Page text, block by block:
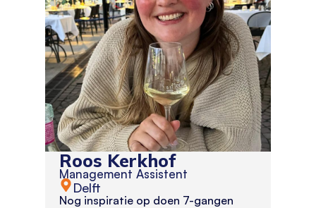
Roos Kerkhof
Management Assistent
Delft
Nog inspiratie op doen 7-gangen